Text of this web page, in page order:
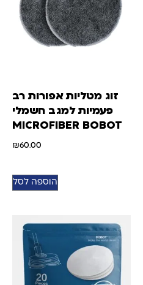
זוג מטליות אפורות רב
פעמיות למגב חשמלי
MICROFIBER BOBOT
₪60.00
הוספה לסל